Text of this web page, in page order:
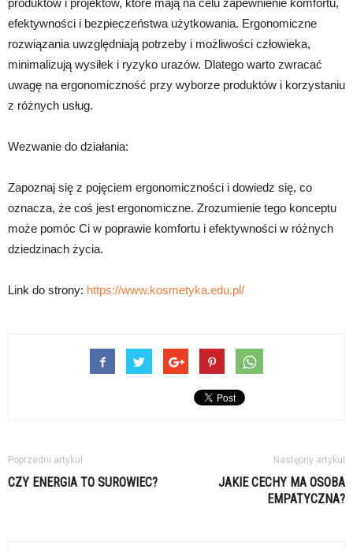
produktów i projektów, które mają na celu zapewnienie komfortu,
efektywności i bezpieczeństwa użytkowania. Ergonomiczne
rozwiązania uwzględniają potrzeby i możliwości człowieka,
minimalizują wysiłek i ryzyko urazów. Dlatego warto zwracać
uwagę na ergonomiczność przy wyborze produktów i korzystaniu
z różnych usług.
Wezwanie do działania:
Zapoznaj się z pojęciem ergonomiczności i dowiedz się, co
oznacza, że coś jest ergonomiczne. Zrozumienie tego konceptu
może pomóc Ci w poprawie komfortu i efektywności w różnych
dziedzinach życia.
Link do strony: https://www.kosmetyka.edu.pl/
Poprzedni artykuł
CZY ENERGIA TO SUROWIEC?
Następny artykuł
JAKIE CECHY MA OSOBA
EMPATYCZNA?